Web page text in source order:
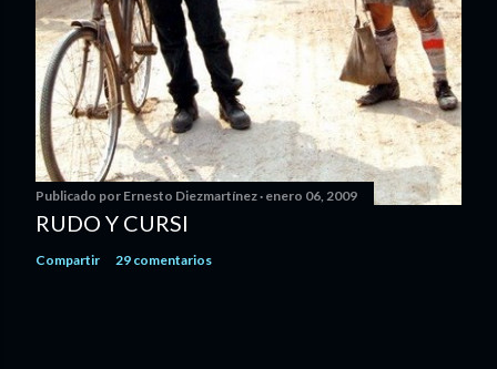
Publicado por Ernesto Diezmartínez enero 06, 2009
RUDO Y CURSI
Compartir 29 comentarios